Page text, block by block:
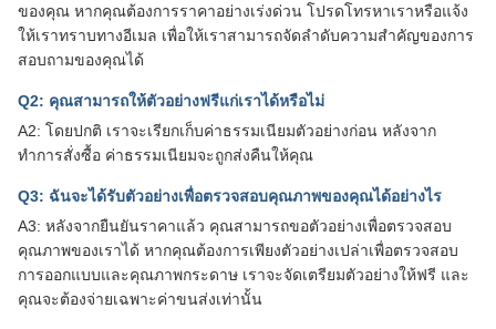
ของคุณ หากคุณต้องการราคาอย่างเร่งด่วน โปรดโทรหาเราหรือแจ้ง
ให้เราทราบทางอีเมล เพื่อให้เราสามารถจัดลำดับความสำคัญของการ
สอบถามของคุณได้
Q2: คุณสามารถให้ตัวอย่างฟรีแก่เราได้หรือไม่
A2: โดยปกติ เราจะเรียกเก็บค่าธรรมเนียมตัวอย่างก่อน หลังจาก
ทำการสั่งซื้อ ค่าธรรมเนียมจะถูกส่งคืนให้คุณ
Q3: ฉันจะได้รับตัวอย่างเพื่อตรวจสอบคุณภาพของคุณได้อย่างไร
A3: หลังจากยืนยันราคาแล้ว คุณสามารถขอตัวอย่างเพื่อตรวจสอบ
คุณภาพของเราได้ หากคุณต้องการเพียงตัวอย่างเปล่าเพื่อตรวจสอบ
การออกแบบและคุณภาพกระดาษ เราจะจัดเตรียมตัวอย่างให้ฟรี และ
คุณจะต้องจ่ายเฉพาะค่าขนส่งเท่านั้น